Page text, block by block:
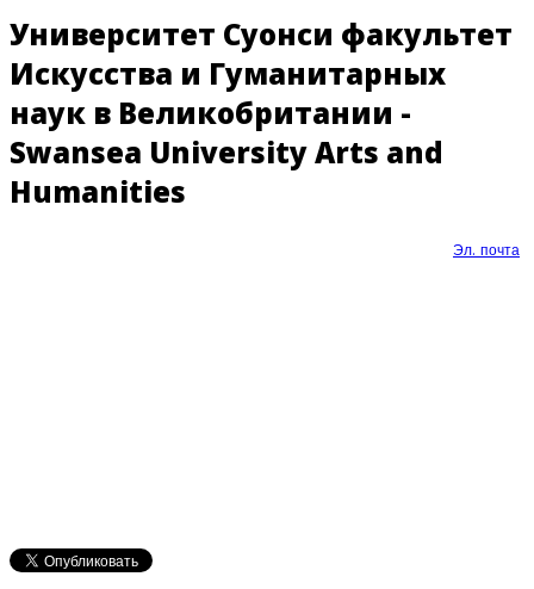
Университет Суонси факультет
Искусства и Гуманитарных
наук в Великобритании -
Swansea University Arts and
Humanities
Эл. почта